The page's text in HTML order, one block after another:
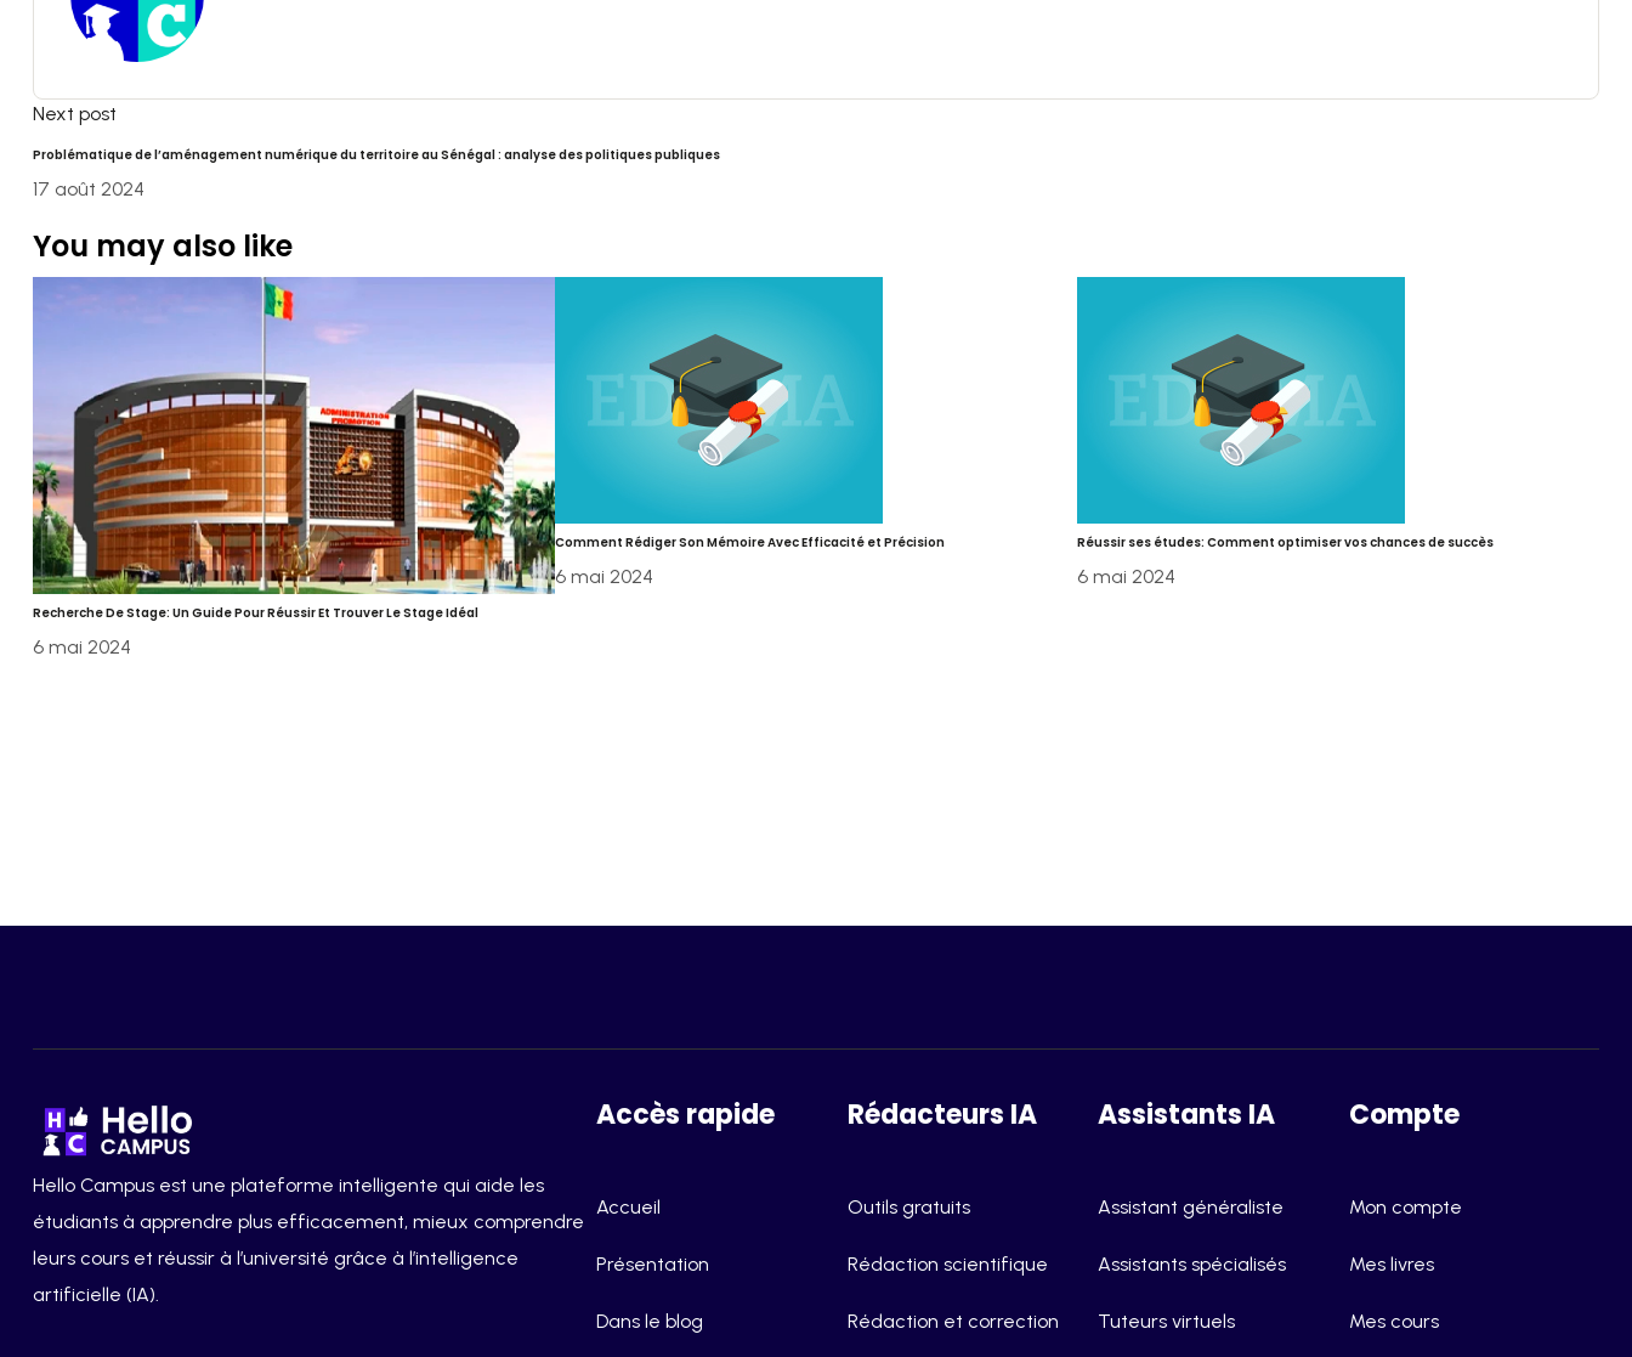
Next post
Problématique de l’aménagement numérique du territoire au Sénégal : analyse des politiques publiques
17 août 2024
You may also like
Recherche De Stage: Un Guide Pour Réussir Et Trouver Le Stage Idéal
6 mai 2024
Comment Rédiger Son Mémoire Avec Efficacité et Précision
6 mai 2024
Réussir ses études: Comment optimiser vos chances de succès
6 mai 2024
Hello Campus est une plateforme intelligente qui aide les
étudiants à apprendre plus efficacement, mieux comprendre
leurs cours et réussir à l’université grâce à l’intelligence
artificielle (IA).
Accès rapide
Accueil
Présentation
Dans le blog
Rédacteurs IA
Outils gratuits
Rédaction scientifique
Rédaction et correction
Assistants IA
Assistant généraliste
Assistants spécialisés
Tuteurs virtuels
Compte
Mon compte
Mes livres
Mes cours